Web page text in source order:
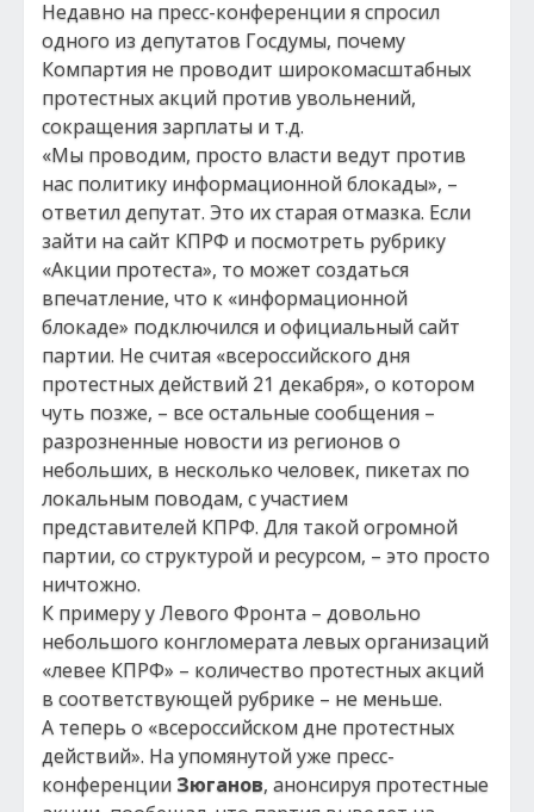
Недавно на пресс-конференции я спросил
одного из депутатов Госдумы, почему
Компартия не проводит широкомасштабных
протестных акций против увольнений,
сокращения зарплаты и т.д.
«Мы проводим, просто власти ведут против
нас политику информационной блокады», –
ответил депутат. Это их старая отмазка. Если
зайти на сайт КПРФ и посмотреть рубрику
«Акции протеста», то может создаться
впечатление, что к «информационной
блокаде» подключился и официальный сайт
партии. Не считая «всероссийского дня
протестных действий 21 декабря», о котором
чуть позже, – все остальные сообщения –
разрозненные новости из регионов о
небольших, в несколько человек, пикетах по
локальным поводам, с участием
представителей КПРФ. Для такой огромной
партии, со структурой и ресурсом, – это просто
ничтожно.
К примеру у Левого Фронта – довольно
небольшого конгломерата левых организаций
«левее КПРФ» – количество протестных акций
в соответствующей рубрике – не меньше.
А теперь о «всероссийском дне протестных
действий». На упомянутой уже пресс-
конференции Зюганов, анонсируя протестные